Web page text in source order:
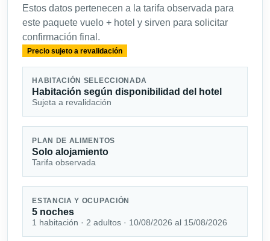
Estos datos pertenecen a la tarifa observada para
este paquete vuelo + hotel y sirven para solicitar
confirmación final.
Precio sujeto a revalidación
HABITACIÓN SELECCIONADA
Habitación según disponibilidad del hotel
Sujeta a revalidación
PLAN DE ALIMENTOS
Solo alojamiento
Tarifa observada
ESTANCIA Y OCUPACIÓN
5 noches
1 habitación · 2 adultos · 10/08/2026 al 15/08/2026